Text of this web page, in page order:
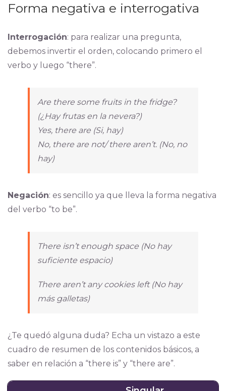
Forma negativa e interrogativa
Interrogación: para realizar una pregunta,
debemos invertir el orden, colocando primero el
verbo y luego “there”.
Are there some fruits in the fridge?
(¿Hay frutas en la nevera?)
Yes, there are (Si, hay)
No, there are not/ there aren’t. (No, no
hay)
Negación: es sencillo ya que lleva la forma negativa
del verbo “to be”.
There isn’t enough space (No hay
suficiente espacio)
There aren’t any cookies left (No hay
más galletas)
¿Te quedó alguna duda? Echa un vistazo a este
cuadro de resumen de los contenidos básicos, a
saber en relación a “there is” y “there are”.